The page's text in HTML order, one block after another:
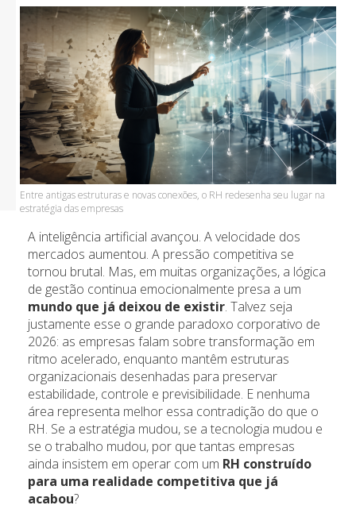
Entre antigas estruturas e novas conexões, o RH redesenha seu lugar na
estratégia das empresas
A inteligência artificial avançou. A velocidade dos
mercados aumentou. A pressão competitiva se
tornou brutal. Mas, em muitas organizações, a lógica
de gestão continua emocionalmente presa a um
mundo que já deixou de existir. Talvez seja
justamente esse o grande paradoxo corporativo de
2026: as empresas falam sobre transformação em
ritmo acelerado, enquanto mantêm estruturas
organizacionais desenhadas para preservar
estabilidade, controle e previsibilidade. E nenhuma
área representa melhor essa contradição do que o
RH. Se a estratégia mudou, se a tecnologia mudou e
se o trabalho mudou, por que tantas empresas
ainda insistem em operar com um RH construído
para uma realidade competitiva que já
acabou?